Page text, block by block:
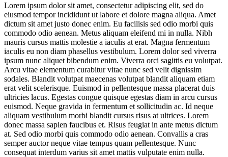
Lorem ipsum dolor sit amet, consectetur adipiscing elit, sed do
eiusmod tempor incididunt ut labore et dolore magna aliqua. Amet
dictum sit amet justo donec enim. Eu facilisis sed odio morbi quis
commodo odio aenean. Metus aliquam eleifend mi in nulla. Nibh
mauris cursus mattis molestie a iaculis at erat. Magna fermentum
iaculis eu non diam phasellus vestibulum. Lorem dolor sed viverra
ipsum nunc aliquet bibendum enim. Viverra orci sagittis eu volutpat.
Arcu vitae elementum curabitur vitae nunc sed velit dignissim
sodales. Blandit volutpat maecenas volutpat blandit aliquam etiam
erat velit scelerisque. Euismod in pellentesque massa placerat duis
ultricies lacus. Egestas congue quisque egestas diam in arcu cursus
euismod. Neque gravida in fermentum et sollicitudin ac. Id neque
aliquam vestibulum morbi blandit cursus risus at ultrices. Lorem
donec massa sapien faucibus et. Risus feugiat in ante metus dictum
at. Sed odio morbi quis commodo odio aenean. Convallis a cras
semper auctor neque vitae tempus quam pellentesque. Nunc
consequat interdum varius sit amet mattis vulputate enim nulla.